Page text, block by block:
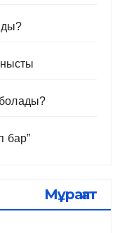
болады?
бар”
Мұрағат